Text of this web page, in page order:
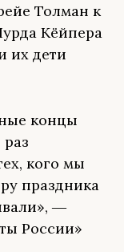
Толман к
Кёйпера
их дети
концы
кого мы
праздника
―
России»